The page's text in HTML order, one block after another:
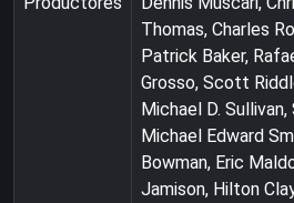
Thomas, Charles
Patrick Baker,
Grosso, Scott
Michael D. Sullivan,
Michael Edward
Bowman, Eric
Jamison, Hilton